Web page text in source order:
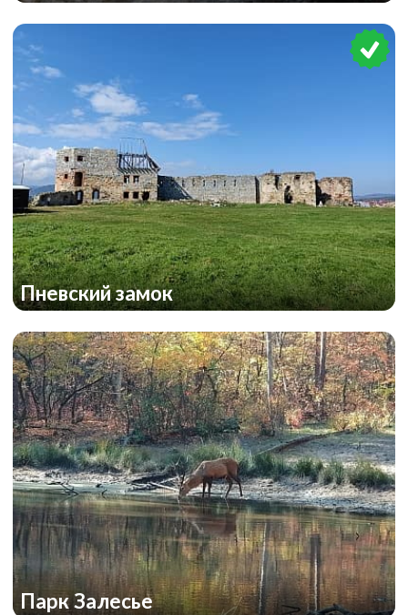
Пневский замок
Парк Залесье